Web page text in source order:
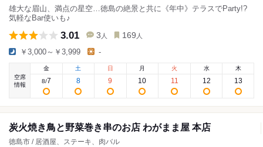
雄大な眉山、満点の星空…徳島の絶景と共に《年中》テラスでParty!?
気軽なBar使いも♪
3.01 3 人 169 人
￥3,000～￥3,999 -
空席
情報
金
8/7
土
8
日
9
月
10
火
11
水
12
木
13
炭火焼き鳥と野菜巻き串のお店 わがまま屋 本店
徳島市 / 居酒屋、ステーキ、肉バル